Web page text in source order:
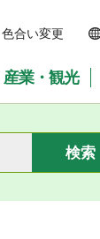
合い変更
業・観光